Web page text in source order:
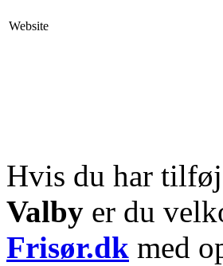
Website
Hvis du har
Valby er du
Frisør.dk med